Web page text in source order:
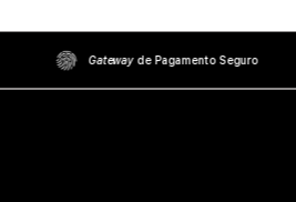
Gatewayde Pagamento Seguro